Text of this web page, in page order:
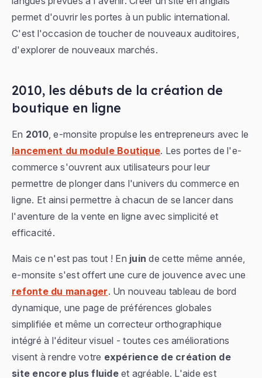
permet d'ouvrir les portes à un public international.
C'est l'occasion de toucher de nouveaux auditoires,
d'explorer de nouveaux marchés.
2010, les débuts de la création de
boutique en ligne
En 2010, e-monsite propulse les entrepreneurs avec le
lancement du module Boutique. Les portes de l'e-
commerce s'ouvrent aux utilisateurs pour leur
permettre de plonger dans l'univers du commerce en
ligne. Et ainsi permettre à chacun de se lancer dans
l'aventure de la vente en ligne avec simplicité et
efficacité.
Mais ce n'est pas tout ! En juin de cette même année,
e-monsite s'est offert une cure de jouvence avec une
refonte du manager. Un nouveau tableau de bord
dynamique, une page de préférences globales
simplifiée et même un correcteur orthographique
intégré à l'éditeur visuel - toutes ces améliorations
visent à rendre votre expérience de création de
site encore plus fluideet agréable. L'aide est